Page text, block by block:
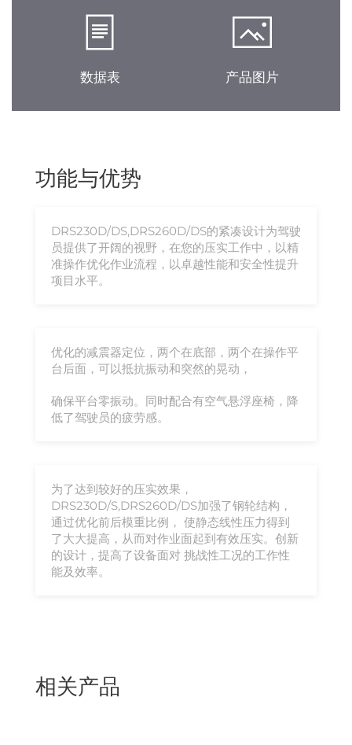
数据表 产品图片
功能与优势
DRS230D/DS,DRS260D/DS的紧凑设计为驾驶
员提供了开阔的视野，在您的压实工作中，以精
准操作优化作业流程，以卓越性能和安全性提升
项目水平。
优化的减震器定位，两个在底部，两个在操作平
台后面，可以抵抗振动和突然的晃动，
确保平台零振动。同时配合有空气悬浮座椅，降
低了驾驶员的疲劳感。
为了达到较好的压实效果，
DRS230D/S,DRS260D/DS加强了钢轮结构，
通过优化前后模重比例， 使静态线性压力得到
了大大提高，从而对作业面起到有效压实。创新
的设计，提高了设备面对 挑战性工况的工作性
能及效率。
相关产品